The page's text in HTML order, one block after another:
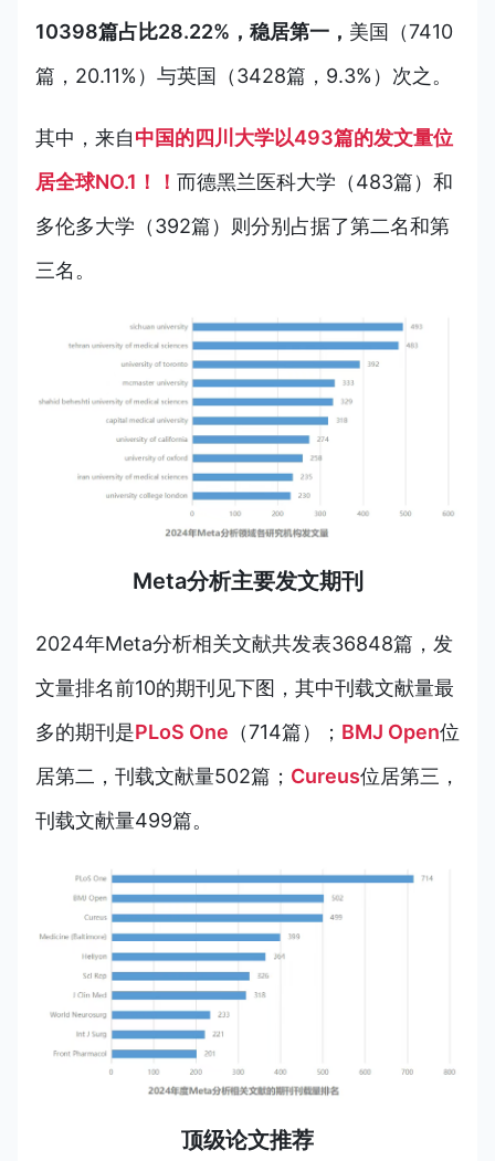
10398篇占比28.22%，稳居第一， 美国（7410
篇，20.11%）与英国（3428篇，9.3%）次之。
其中，来自中国的四川大学以493篇的发文量位
居全球NO.1！！ 而德黑兰医科大学（483篇）和
多伦多大学（392篇）则分别占据了第二名和第
三名。
Meta分析主要发文期刊
2024年Meta分析相关文献共发表36848篇，发
文量排名前10的期刊见下图，其中刊载文献量最
多的期刊是PLoS One （714篇）； BMJ Open位
居第二，刊载文献量502篇； Cureus位居第三，
刊载文献量499篇。
顶级论文推荐